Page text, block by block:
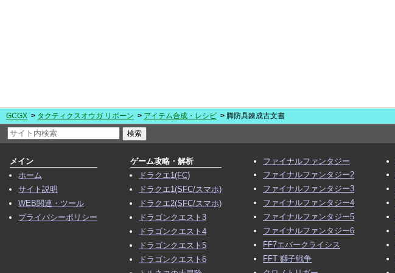
GCGX タクティクスオウガ リボーン アイテム合成・レシピ 脚防具錬成古文書
メイン
ホーム
サイト説明
WEB関連・ツール
プライバシーポリシー
ゲーム攻略・解析
ドラクエ1(FC)
ドラクエ1(SFC/スマホ)
ドラクエ2(SFC/スマホ)
ドラゴンクエスト3
ドラゴンクエスト4
ドラゴンクエスト5
ドラゴンクエスト6
ファイナルファンタジー
ファイナルファンタジー2
ファイナルファンタジー3
ファイナルファンタジー4
ファイナルファンタジー5
ファイナルファンタジー6
FF7エバークライシス
FFT 獅子戦争